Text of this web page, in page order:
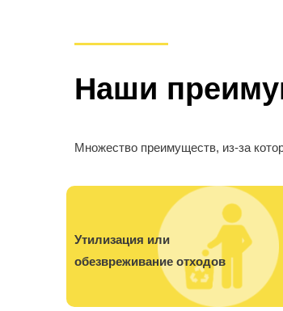
Утилизация или
обезвреживание отходов
Наши
Множество преимуществ, из-за